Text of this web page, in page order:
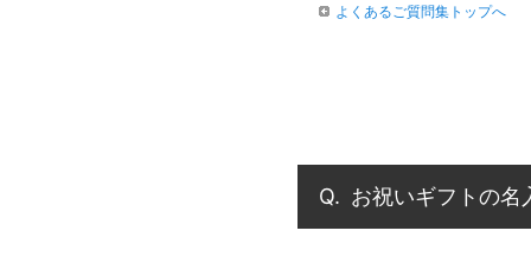
よくあるご質問集トップへ
Q. お祝いギフトの名